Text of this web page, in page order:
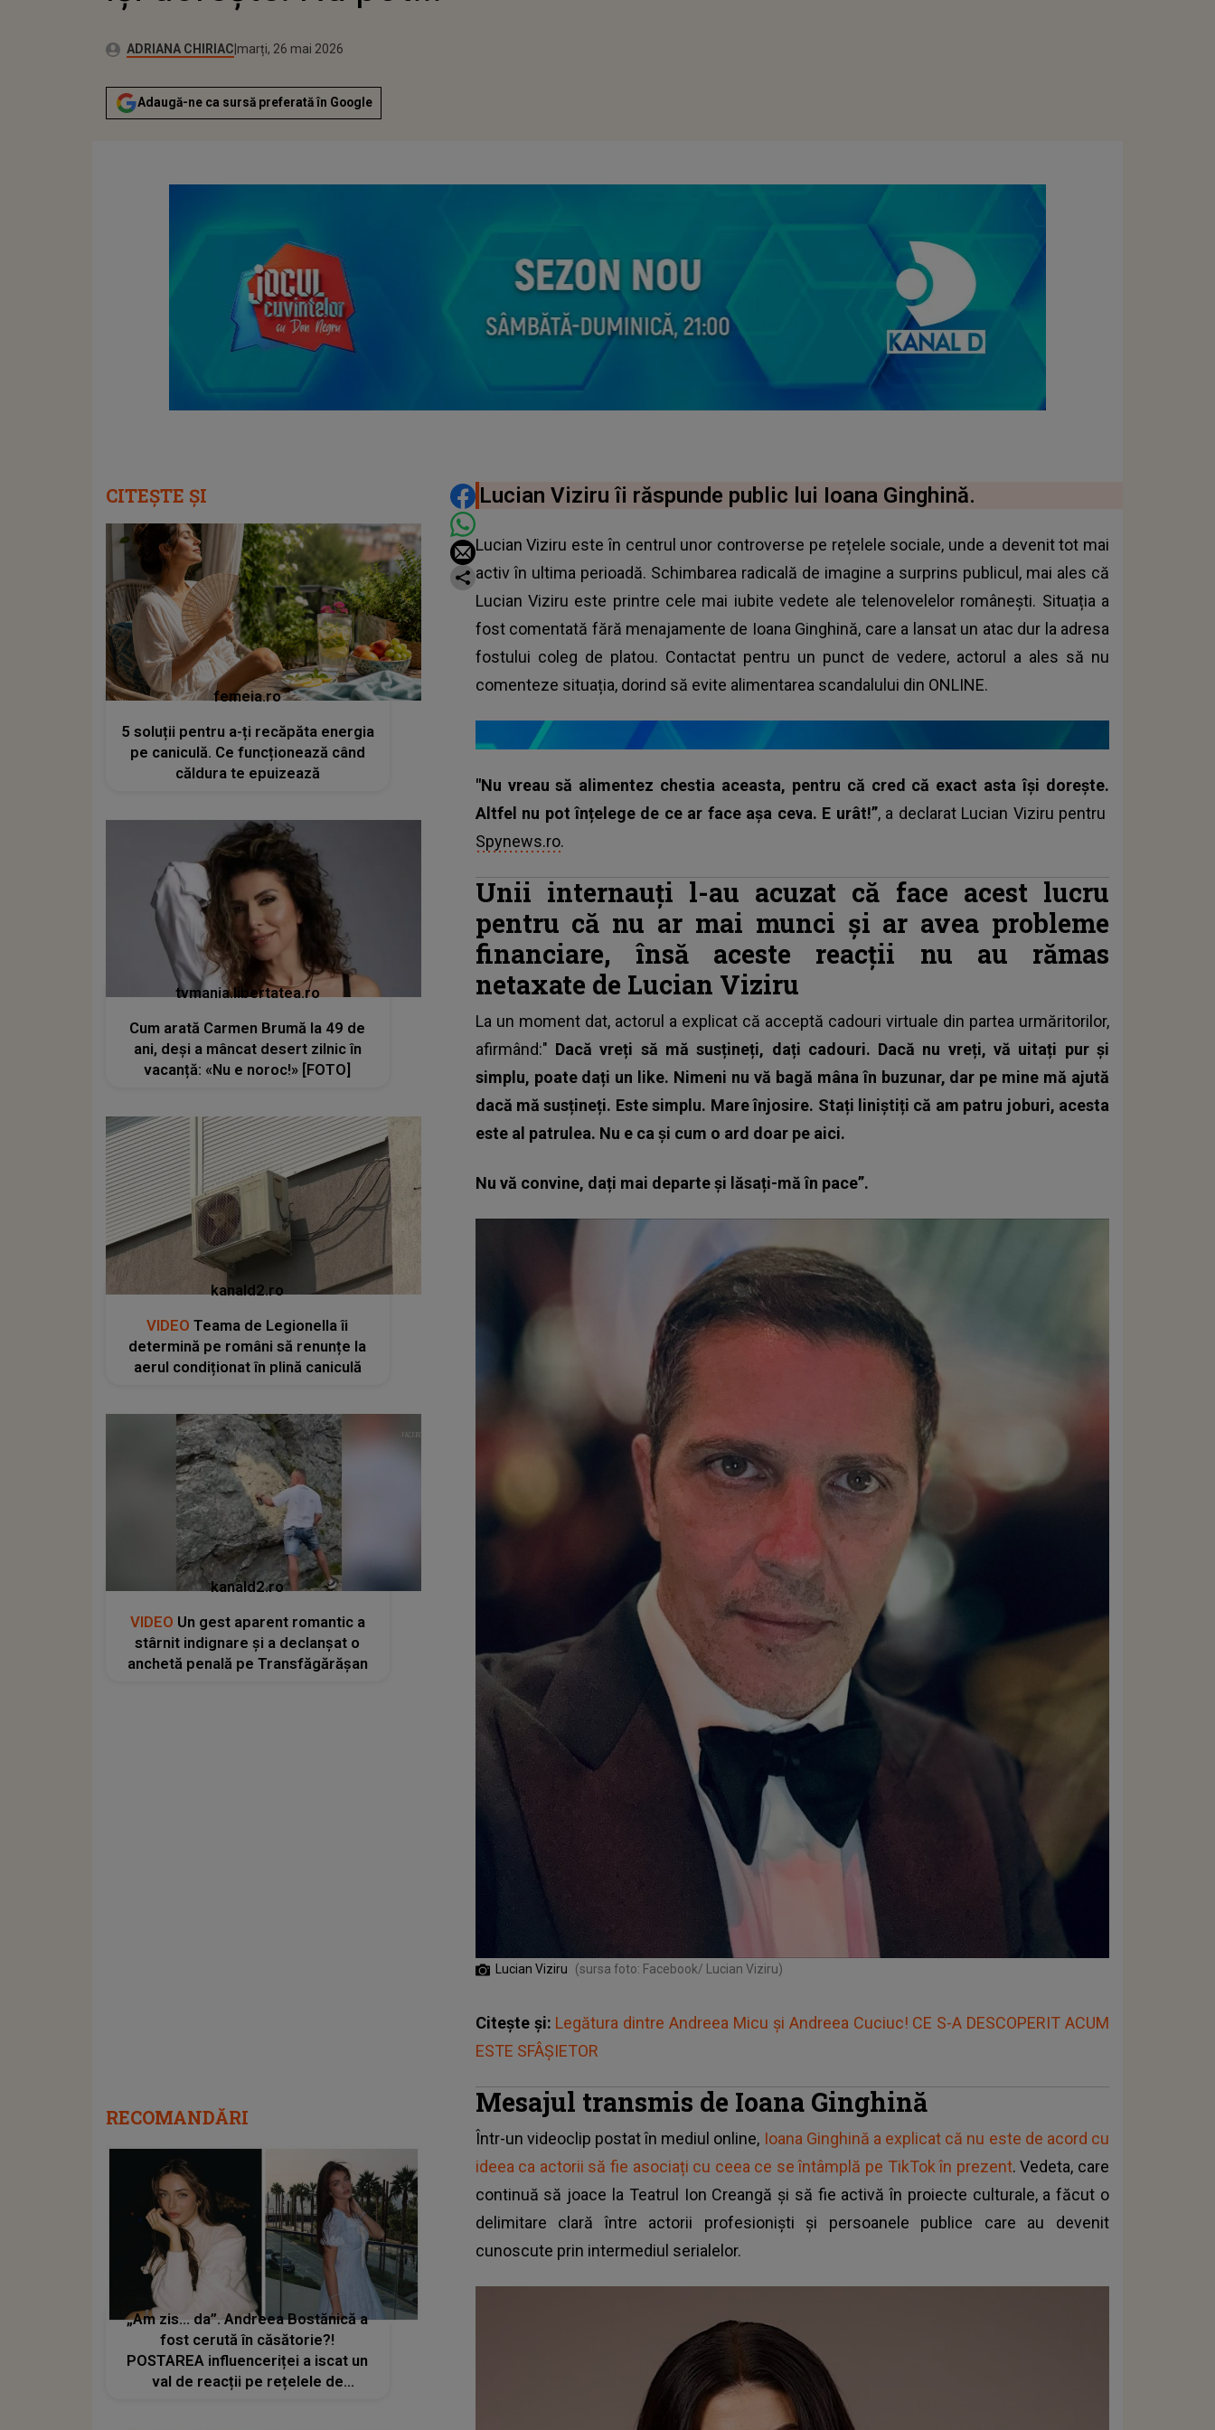
Autor:ADRIANA CHIRIACPublicat:
marți, 26 mai 2026
Actualizat:
marți, 26 mai 2026
Adaugă-ne ca sursă preferată în Google
DISTRIBUIE ARTICOLUL
Lucian Viziru îi răspunde public lui Ioana Ginghină.
Lucian Viziru este în centrul unor controverse pe rețelele sociale, unde a devenit tot mai
activ în ultima perioadă. Schimbarea radicală de imagine a surprins publicul, mai ales că
Lucian Viziru este printre cele mai iubite vedete ale telenovelelor românești. Situația a
fost comentată fără menajamente de Ioana Ginghină, care a lansat un atac dur la adresa
fostului coleg de platou. Contactat pentru un punct de vedere, actorul a ales să nu
comenteze situația, dorind să evite alimentarea scandalului din ONLINE.
"Nu vreau să alimentez chestia aceasta, pentru că cred că exact asta își dorește.
Altfel nu pot înțelege de ce ar face așa ceva. E urât!”, a declarat Lucian Viziru pentru
Spynews.ro.
Unii internauți l-au acuzat că face acest lucru
pentru că nu ar mai munci și ar avea probleme
financiare, însă aceste reacții nu au rămas
netaxate de Lucian Viziru
La un moment dat, actorul a explicat că acceptă cadouri virtuale din partea urmăritorilor,
afirmând:" Dacă vreți să mă susțineți, dați cadouri. Dacă nu vreți, vă uitați pur și
simplu, poate dați un like. Nimeni nu vă bagă mâna în buzunar, dar pe mine mă ajută
dacă mă susțineți. Este simplu. Mare înjosire. Stați liniștiți că am patru joburi, acesta
este al patrulea. Nu e ca și cum o ard doar pe aici.
Nu vă convine, dați mai departe și lăsați-mă în pace”.
Lucian Viziru (sursa foto: Facebook/ Lucian Viziru)
Citește și: Legătura dintre Andreea Micu și Andreea Cuciuc! CE S-A DESCOPERIT ACUM
ESTE SFÂȘIETOR
Mesajul transmis de Ioana Ginghină
Într-un videoclip postat în mediul online, Ioana Ginghină a explicat că nu este de acord cu
ideea ca actorii să fie asociați cu ceea ce se întâmplă pe TikTok în prezent. Vedeta, care
continuă să joace la Teatrul Ion Creangă și să fie activă în proiecte culturale, a făcut o
delimitare clară între actorii profesioniști și persoanele publice care au devenit
cunoscute prin intermediul serialelor.
CITEȘTE ȘI
femeia.ro
5 soluții pentru a-ți recăpăta energia
pe caniculă. Ce funcționează când
căldura te epuizează
tvmania.libertatea.ro
Cum arată Carmen Brumă la 49 de
ani, deși a mâncat desert zilnic în
vacanță: «Nu e noroc!» [FOTO]
kanald2.ro
VIDEO Teama de Legionella îi
determină pe români să renunțe la
aerul condiționat în plină caniculă
kanald2.ro
VIDEO Un gest aparent romantic a
stârnit indignare și a declanșat o
anchetă penală pe Transfăgărășan
RECOMANDĂRI
„Am zis… da”. Andreea Bostănică a
fost cerută în căsătorie?!
POSTAREA influenceriței a iscat un
val de reacții pe rețelele de